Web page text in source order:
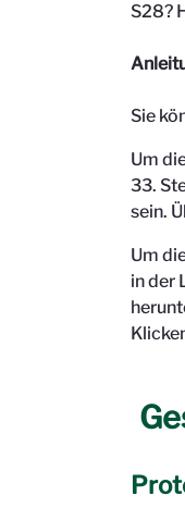
S28?
Sie
Um
33.
sein.
Um
in der